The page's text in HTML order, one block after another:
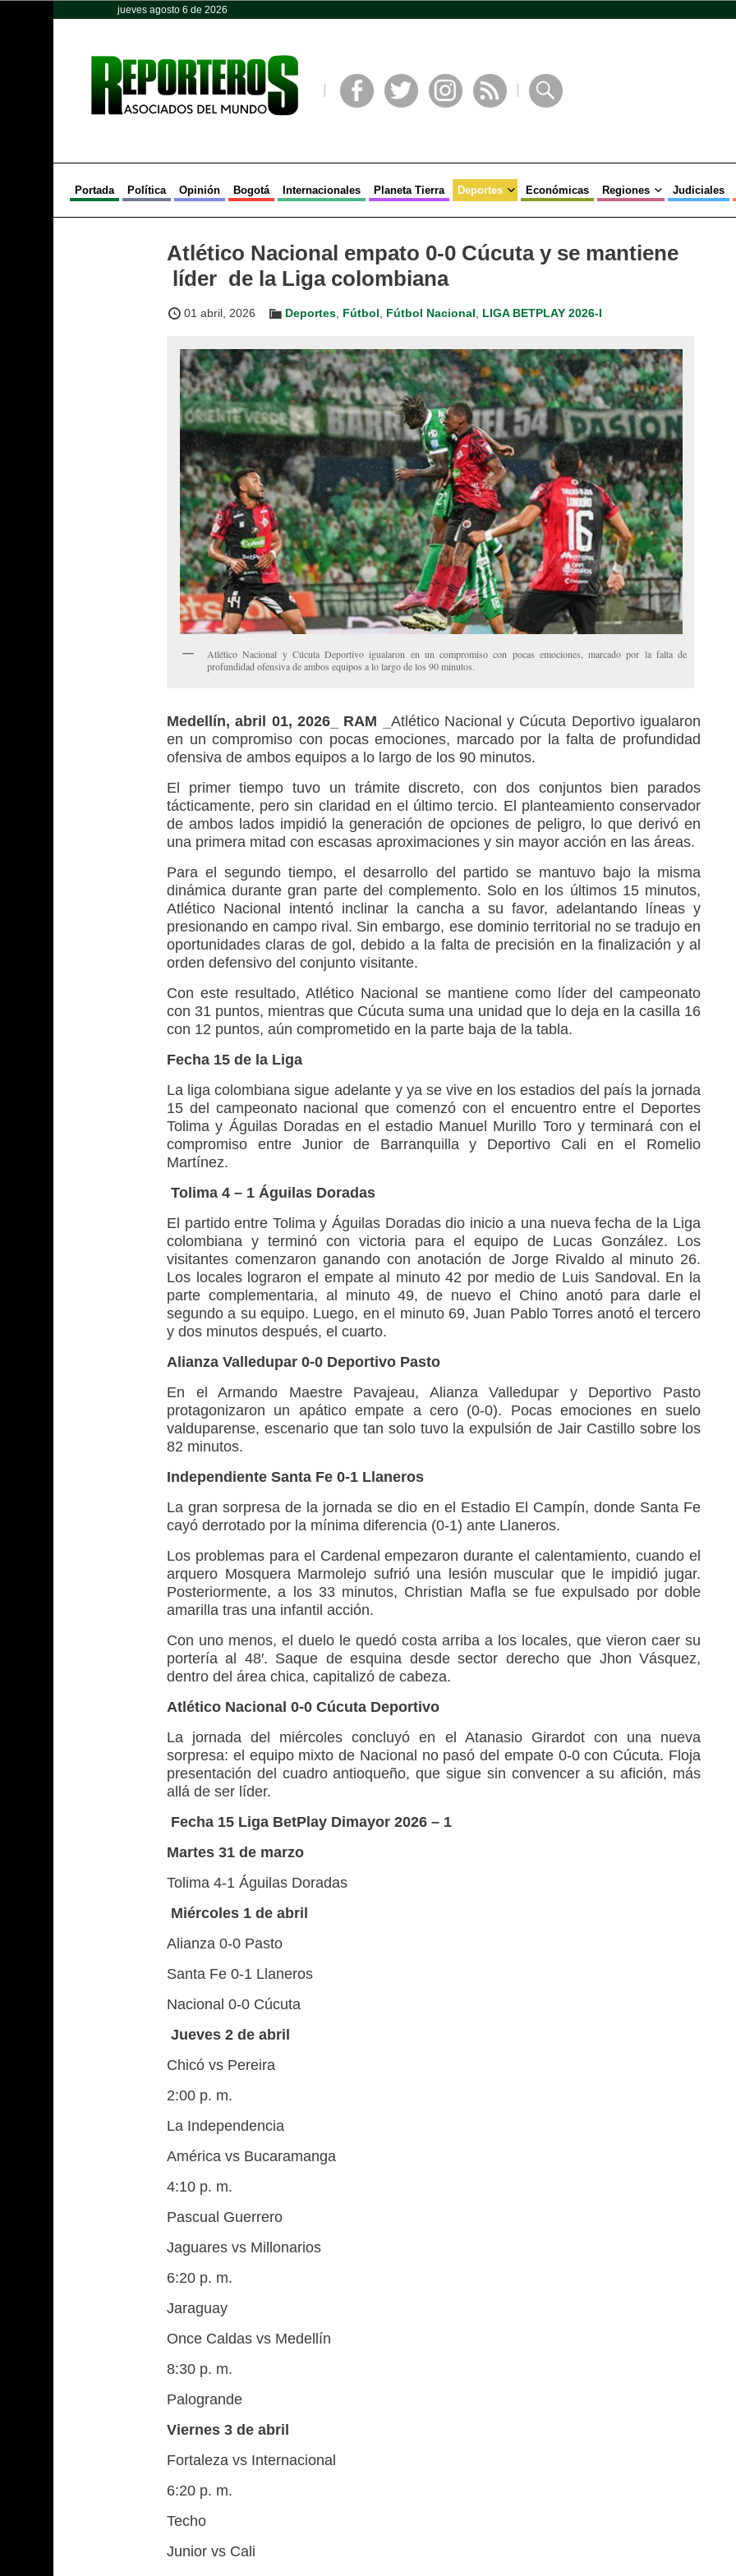
jueves agosto 6 de 2026
Portada Política Opinión Bogotá Internacionales Planeta Tierra Deportes Económicas Regiones Judiciales
Atlético Nacional empato 0-0 Cúcuta y se mantiene
líder de la Liga colombiana
01 abril, 2026 Deportes Fútbol Fútbol Nacional LIGA BETPLAY 2026-I
Atlético Nacional y Cúcuta Deportivo igualaron en un compromiso con pocas emociones, marcado por la falta de
profundidad ofensiva de ambos equipos a lo largo de los 90 minutos.
Medellín, abril 01, 2026_ RAM _ Atlético Nacional y Cúcuta Deportivo igualaron
en un compromiso con pocas emociones, marcado por la falta de profundidad
ofensiva de ambos equipos a lo largo de los 90 minutos.
El primer tiempo tuvo un trámite discreto, con dos conjuntos bien parados
tácticamente, pero sin claridad en el último tercio. El planteamiento conservador
de ambos lados impidió la generación de opciones de peligro, lo que derivó en
una primera mitad con escasas aproximaciones y sin mayor acción en las áreas.
Para el segundo tiempo, el desarrollo del partido se mantuvo bajo la misma
dinámica durante gran parte del complemento. Solo en los últimos 15 minutos,
Atlético Nacional intentó inclinar la cancha a su favor, adelantando líneas y
presionando en campo rival. Sin embargo, ese dominio territorial no se tradujo en
oportunidades claras de gol, debido a la falta de precisión en la finalización y al
orden defensivo del conjunto visitante.
Con este resultado, Atlético Nacional se mantiene como líder del campeonato
con 31 puntos, mientras que Cúcuta suma una unidad que lo deja en la casilla 16
con 12 puntos, aún comprometido en la parte baja de la tabla.
Fecha 15 de la Liga
La liga colombiana sigue adelante y ya se vive en los estadios del país la jornada
15 del campeonato nacional que comenzó con el encuentro entre el Deportes
Tolima y Águilas Doradas en el estadio Manuel Murillo Toro y terminará con el
compromiso entre Junior de Barranquilla y Deportivo Cali en el Romelio
Martínez.
Tolima 4 – 1 Águilas Doradas
El partido entre Tolima y Águilas Doradas dio inicio a una nueva fecha de la Liga
colombiana y terminó con victoria para el equipo de Lucas González. Los
visitantes comenzaron ganando con anotación de Jorge Rivaldo al minuto 26.
Los locales lograron el empate al minuto 42 por medio de Luis Sandoval. En la
parte complementaria, al minuto 49, de nuevo el Chino anotó para darle el
segundo a su equipo. Luego, en el minuto 69, Juan Pablo Torres anotó el tercero
y dos minutos después, el cuarto.
Alianza Valledupar 0-0 Deportivo Pasto
En el Armando Maestre Pavajeau, Alianza Valledupar y Deportivo Pasto
protagonizaron un apático empate a cero (0-0). Pocas emociones en suelo
valduparense, escenario que tan solo tuvo la expulsión de Jair Castillo sobre los
82 minutos.
Independiente Santa Fe 0-1 Llaneros
La gran sorpresa de la jornada se dio en el Estadio El Campín, donde Santa Fe
cayó derrotado por la mínima diferencia (0-1) ante Llaneros.
Los problemas para el Cardenal empezaron durante el calentamiento, cuando el
arquero Mosquera Marmolejo sufrió una lesión muscular que le impidió jugar.
Posteriormente, a los 33 minutos, Christian Mafla se fue expulsado por doble
amarilla tras una infantil acción.
Con uno menos, el duelo le quedó costa arriba a los locales, que vieron caer su
portería al 48′. Saque de esquina desde sector derecho que Jhon Vásquez,
dentro del área chica, capitalizó de cabeza.
Atlético Nacional 0-0 Cúcuta Deportivo
La jornada del miércoles concluyó en el Atanasio Girardot con una nueva
sorpresa: el equipo mixto de Nacional no pasó del empate 0-0 con Cúcuta. Floja
presentación del cuadro antioqueño, que sigue sin convencer a su afición, más
allá de ser líder.
Fecha 15 Liga BetPlay Dimayor 2026 – 1
Martes 31 de marzo
Tolima 4-1 Águilas Doradas
Miércoles 1 de abril
Alianza 0-0 Pasto
Santa Fe 0-1 Llaneros
Nacional 0-0 Cúcuta
Jueves 2 de abril
Chicó vs Pereira
2:00 p. m.
La Independencia
América vs Bucaramanga
4:10 p. m.
Pascual Guerrero
Jaguares vs Millonarios
6:20 p. m.
Jaraguay
Once Caldas vs Medellín
8:30 p. m.
Palogrande
Viernes 3 de abril
Fortaleza vs Internacional
6:20 p. m.
Techo
Junior vs Cali
Opinión Política